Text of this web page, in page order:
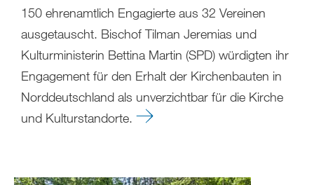
150 ehrenamtlich Engagierte aus 32 Vereinen
ausgetauscht. Bischof Tilman Jeremias und
Kulturministerin Bettina Martin (SPD) würdigten ihr
Engagement für den Erhalt der Kirchenbauten in
Norddeutschland als unverzichtbar für die Kirche
und Kulturstandorte.